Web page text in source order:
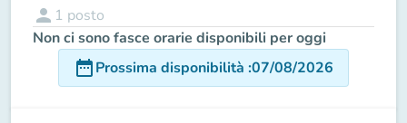
person 1 posto
Non ci sono fasce orarie disponibili per oggi
date_rangeProssima disponibilità :07/08/2026